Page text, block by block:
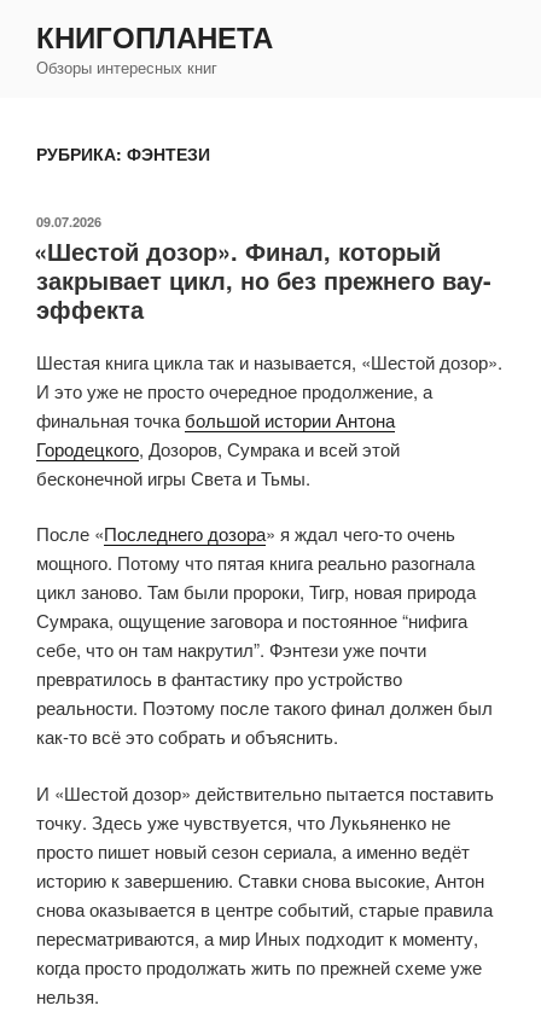
содержимому
КНИГОПЛАНЕТА
Обзоры интересных книг
РУБРИКА: ФЭНТЕЗИ
ОПУБЛИКОВАНО
09.07.2026
«Шестой дозор». Финал, который
закрывает цикл, но без прежнего вау-
эффекта
Шестая книга цикла так и называется, «Шестой дозор».
И это уже не просто очередное продолжение, а
финальная точкабольшой истории Антона
Городецкого, Дозоров, Сумрака и всей этой
бесконечной игры Света и Тьмы.
После «Последнего дозора» я ждал чего-то очень
мощного. Потому что пятая книга реально разогнала
цикл заново. Там были пророки, Тигр, новая природа
Сумрака, ощущение заговора и постоянное “нифига
себе, что он там накрутил”. Фэнтези уже почти
превратилось в фантастику про устройство
реальности. Поэтому после такого финал должен был
как-то всё это собрать и объяснить.
И «Шестой дозор» действительно пытается поставить
точку. Здесь уже чувствуется, что Лукьяненко не
просто пишет новый сезон сериала, а именно ведёт
историю к завершению. Ставки снова высокие, Антон
снова оказывается в центре событий, старые правила
пересматриваются, а мир Иных подходит к моменту,
когда просто продолжать жить по прежней схеме уже
нельзя.